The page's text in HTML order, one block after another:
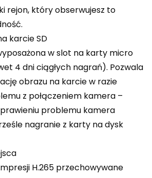
rejon, który obserwujesz to
karcie SD
w slot na karty micro
4 dni ciągłych nagrań). Pozwala
obrazu na karcie w razie
z połączeniem kamera –
problemu kamera
nagranie z karty na dysk
H.265 przechowywane